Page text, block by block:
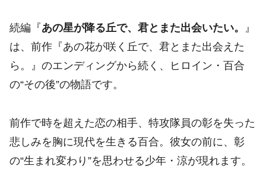
続編『あの星が降る丘で、君とまた出会いたい。 』
は、前作『あの花が咲く丘で、君とまた出会えた
ら。』のエンディングから続く、ヒロイン・百合
の“その後”の物語です。
前作で時を超えた恋の相手、特攻隊員の彰を失った
悲しみを胸に現代を生きる百合。彼女の前に、彰
の“生まれ変わり”を思わせる少年・涼が現れます。